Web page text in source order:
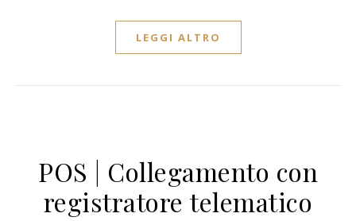
LEGGI ALTRO
POS | Collegamento con
registratore telematico